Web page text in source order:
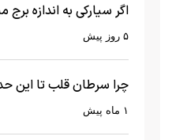
اگر سیارکی به اندازه
چه اتفاقی می‌افتد؟
۵ روز پیش
چرا سرطان قلب تا این
عجیبی که در بدن اتفاق۱ ماه پیش